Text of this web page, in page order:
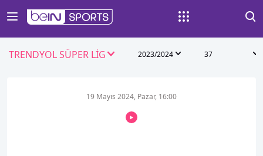
TRENDYOL SÜPER LİG 2023/2024 37
19 Mayıs 2024, Pazar, 16:00